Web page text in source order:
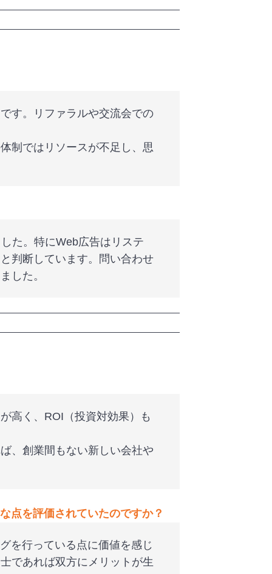
す。リファラルや交流会での
制ではリソースが不足し、思
た。特にWeb広告はリステ
判断しています。問い合わせ
した。
高く、ROI（投資対効果）も
、創業間もない新しい会社や
点を評価されていたのですか？
を行っている点に価値を感じ
であれば双方にメリットが生